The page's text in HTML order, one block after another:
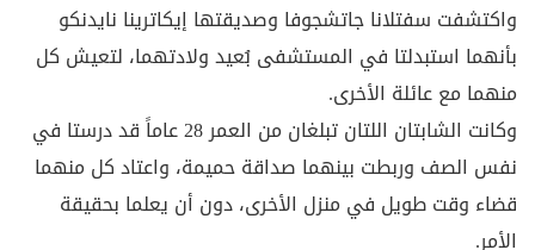
واكتشفت سفتلانا جاتشجوفا وصديقتها إيكاترينا نايدنكو
بأنهما استبدلتا في المستشفى بُعيد ولادتهما، لتعيش كل
منهما مع عائلة الأخرى.
وكانت الشابتان اللتان تبلغان من العمر 28 عاماً قد درستا في
نفس الصف وربطت بينهما صداقة حميمة، واعتاد كل منهما
قضاء وقت طويل في منزل الأخرى، دون أن يعلما بحقيقة
الأمر.